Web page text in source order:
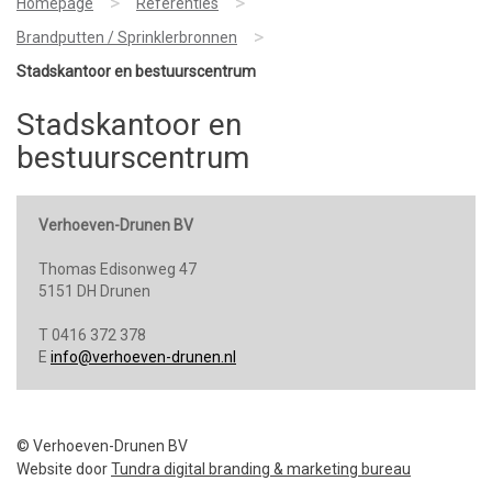
Brandputten / Sprinklerbronnen >
Stadskantoor en bestuurscentrum
Stadskantoor en
bestuurscentrum
Verhoeven-Drunen BV
Thomas Edisonweg 47
5151 DH Drunen
T 0416 372 378
E info@verhoeven-drunen.nl
© Verhoeven-Drunen BV
Website doorTundra digital branding & marketing bureau